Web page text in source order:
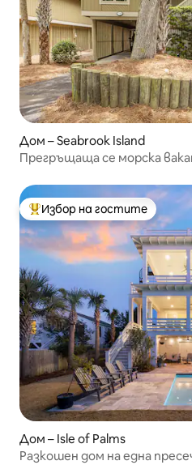
Дом – Seabrook Island
Прегръщаща се морска
Най-популярен избор на
Избор на гостите
Дом – Isle of Palms
Разкошен дом на една